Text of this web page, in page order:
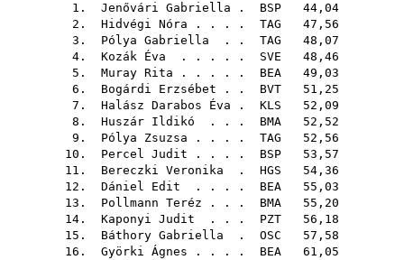
1. Jenővári Gabriella . BSP 44,04
2. Hidvégi Nóra . . . . TAG 47,56
3. Pólya Gabriella . . TAG 48,07
4. Kozák Éva . . . . . SVE 48,46
5. Muray Rita . . . . . BEA 49,03
6. Bogárdi Erzsébet . . BVT 51,25
7. Halász Darabos Éva . KLS 52,09
8. Huszár Ildikó . . . BMA 52,52
9. Pólya Zsuzsa . . . . TAG 52,56
10. Percel Judit . . . . BSP 53,57
11. Bereczki Veronika . HGS 54,36
12. Dániel Edit . . . . BEA 55,03
13. Pollmann Teréz . . . BMA 55,20
14. Kaponyi Judit . . . PZT 56,18
15. Báthory Gabriella . OSC 57,58
16. Györki Ágnes . . . . BEA 61,05